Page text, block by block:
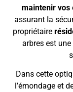
maintenir vos
assurant la
propriétaire
arbres est
Dans cette
l’émondage et